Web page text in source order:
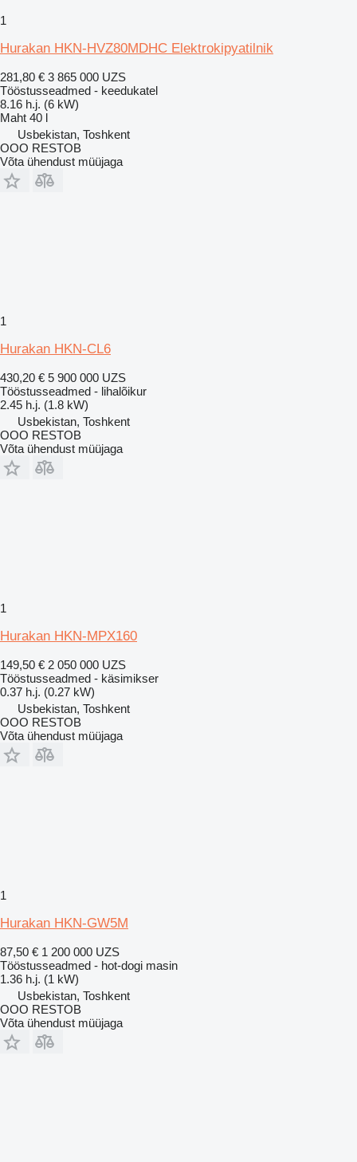
1
Hurakan HKN-HVZ80MDHC Elektrokipyatilnik
281,80 € 3 865 000 UZS
Tööstusseadmed - keedukatel
8.16 h.j. (6 kW)
Maht 40 l
Usbekistan, Toshkent
OOO RESTOB
Võta ühendust müüjaga
1
Hurakan HKN-CL6
430,20 € 5 900 000 UZS
Tööstusseadmed - lihalõikur
2.45 h.j. (1.8 kW)
Usbekistan, Toshkent
OOO RESTOB
Võta ühendust müüjaga
1
Hurakan HKN-MPX160
149,50 € 2 050 000 UZS
Tööstusseadmed - käsimikser
0.37 h.j. (0.27 kW)
Usbekistan, Toshkent
OOO RESTOB
Võta ühendust müüjaga
1
Hurakan HKN-GW5M
87,50 € 1 200 000 UZS
Tööstusseadmed - hot-dogi masin
1.36 h.j. (1 kW)
Usbekistan, Toshkent
OOO RESTOB
Võta ühendust müüjaga